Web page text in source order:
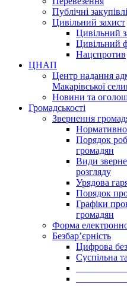
Публічні закупівлі
Цивільний захист
Цивільний
Цивільний
Нацспротив
ЦНАП
Центр надання
Макарівської
Новини та
Громадськості
Звернення
Порядок
громадян
Види
розгляду
Урядова
Порядок
Графіки
громадян
Форма
Безбар’єрність
Цифрова
Суспільна